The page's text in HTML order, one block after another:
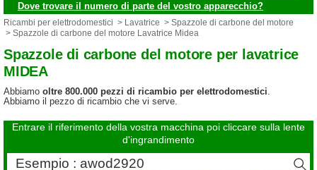
Dove trovare il numero di parte del vostro apparecchio?
Ricambi per elettrodomestici > Lavatrice > Spazzole di carbone del motore
> Spazzole di carbone del motore Lavatrice Midea
Spazzole di carbone del motore per lavatrice
MIDEA
Abbiamo oltre 800.000 pezzi di ricambio per elettrodomestici.
Abbiamo il pezzo di ricambio che vi serve.
Entrare il riferimento della vostra macchina poi cliccare sulla lente
d'ingrandimento